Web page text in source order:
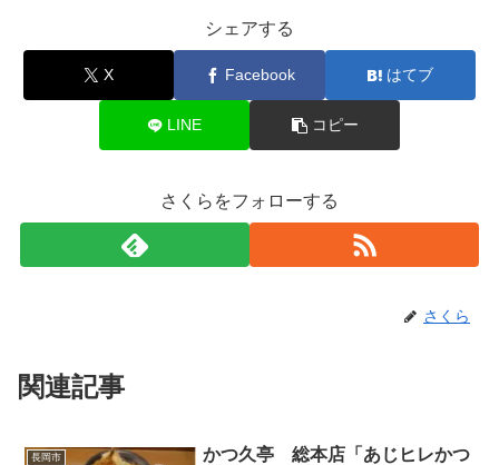
シェアする
X Facebook はてブ
LINE コピー
さくらをフォローする
さくら
関連記事
長岡市
かつ久亭 総本店「あじヒレかつ